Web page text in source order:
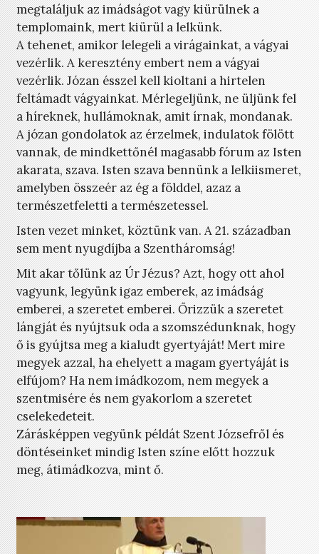
megtaláljuk az imádságot vagy kiürülnek a
templomaink, mert kiürül a lelkünk.
A tehenet, amikor lelegeli a virágainkat, a vágyai
vezérlik. A keresztény embert nem a vágyai
vezérlik. Józan ésszel kell kioltani a hirtelen
feltámadt vágyainkat. Mérlegeljünk, ne üljünk fel
a híreknek, hullámoknak, amit írnak, mondanak.
A józan gondolatok az érzelmek, indulatok fölött
vannak, de mindkettőnél magasabb fórum az Isten
akarata, szava. Isten szava bennünk a lelkiismeret,
amelyben összeér az ég a földdel, azaz a
természetfeletti a természetessel.
Isten vezet minket, köztünk van. A 21. században
sem ment nyugdíjba a Szentháromság!
Mit akar tőlünk az Úr Jézus? Azt, hogy ott ahol
vagyunk, legyünk igaz emberek, az imádság
emberei, a szeretet emberei. Őrizzük a szeretet
lángját és nyújtsuk oda a szomszédunknak, hogy
ő is gyújtsa meg a kialudt gyertyáját! Mert mire
megyek azzal, ha ehelyett a magam gyertyáját is
elfújom? Ha nem imádkozom, nem megyek a
szentmisére és nem gyakorlom a szeretet
cselekedeteit.
Zárásképpen vegyünk példát Szent Józsefről és
döntéseinket mindig Isten színe előtt hozzuk
meg, átimádkozva, mint ő.